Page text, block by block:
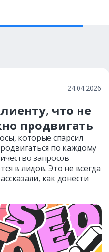
24.04.2026
что не
продвигать
которые спарсил
по каждому
запросов
в лидов. Это не всегда
как донести